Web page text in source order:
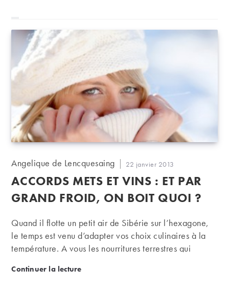
Auteur/autrice
la
publication :
Angelique de Lencquesaing
Publication
publiée :
22 janvier 2013
ACCORDS METS ET VINS : ET PAR
GRAND FROID, ON BOIT QUOI ?
Quand il flotte un petit air de Sibérie sur l’hexagone,
le temps est venu d’adapter vos choix culinaires à la
température. A vous les nourritures terrestres qui
quoi les marier.
Continuer la lectureAccords mets et vins : et par grand froid, on boit